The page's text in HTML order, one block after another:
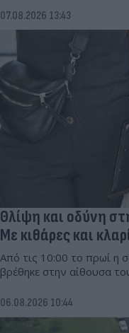
07.08.2026 13:43
Θλίψη και οδύνη
Με κιθάρες και
Από τις 10:00 το πρωί η
βρέθηκε στην αίθουσα
06.08.2026 10:44